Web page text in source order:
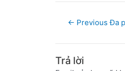
← Previous Đa
Trả lời